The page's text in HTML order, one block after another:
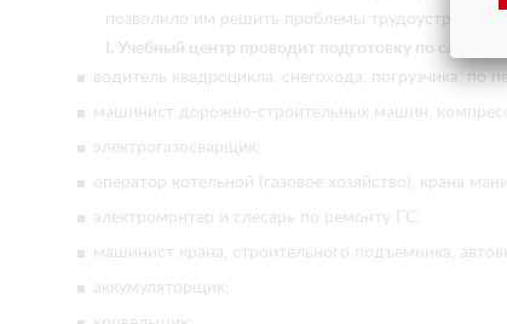
позволило им решить проблемы
I. Учебный центр проводит подготовку по
водитель квадроцикла, снегохода, погрузчика, по
машинист дорожно-строительных машин,
электрогазосварщик;
оператор котельной (газовое хозяйство), крана
электромонтер и слесарь по ремонту ГС;
машинист крана, строительного подъемника,
аккумуляторщик;